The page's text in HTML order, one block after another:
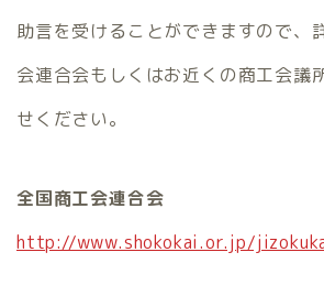
助言を受けることができますので、
会連合会もしくはお近くの商工会議
せください。
全国商工会連合会
http://www.shokokai.or.jp/